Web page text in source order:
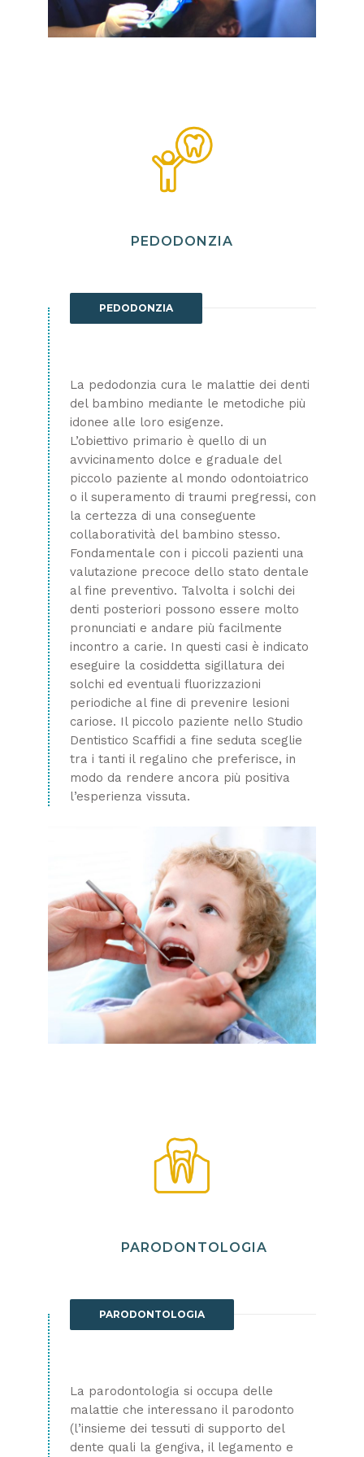
PEDODONZIA
PEDODONZIA
La pedodonzia cura le malattie dei denti
del bambino mediante le metodiche più
idonee alle loro esigenze.
L’obiettivo primario è quello di un
avvicinamento dolce e graduale del
piccolo paziente al mondo odontoiatrico
o il superamento di traumi pregressi, con
la certezza di una conseguente
collaboratività del bambino stesso.
Fondamentale con i piccoli pazienti una
valutazione precoce dello stato dentale
al fine preventivo. Talvolta i solchi dei
denti posteriori possono essere molto
pronunciati e andare più facilmente
incontro a carie. In questi casi è indicato
eseguire la cosiddetta sigillatura dei
solchi ed eventuali fluorizzazioni
periodiche al fine di prevenire lesioni
cariose. Il piccolo paziente nello Studio
Dentistico Scaffidi a fine seduta sceglie
tra i tanti il regalino che preferisce, in
modo da rendere ancora più positiva
l’esperienza vissuta.
PARODONTOLOGIA
PARODONTOLOGIA
La parodontologia si occupa delle
malattie che interessano il parodonto
(l’insieme dei tessuti di supporto del
dente quali la gengiva, il legamento e